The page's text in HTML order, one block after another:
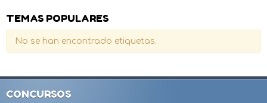
TEMAS POPULARES
No se han encontrado etiquetas.
CONCURSOS